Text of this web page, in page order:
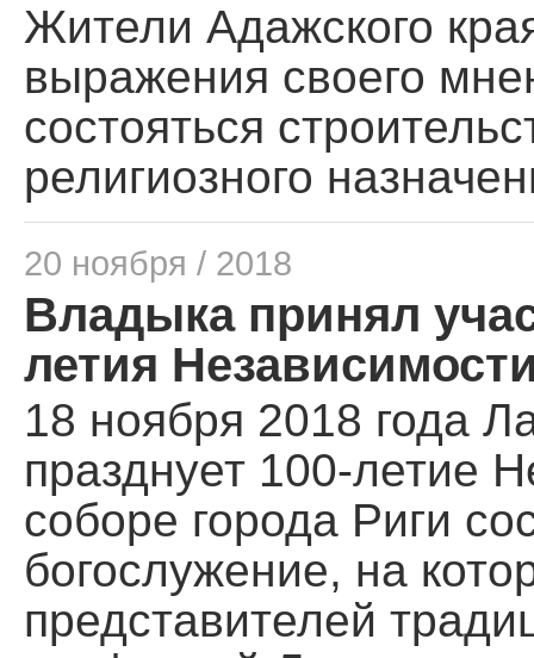
Жители Адажского
выражения своего
состояться
религиозного
20 ноября / 2018
Владыка принял
летия
18 ноября 2018 года
празднует 100-летие
соборе города Риги
богослужение, на
представителей